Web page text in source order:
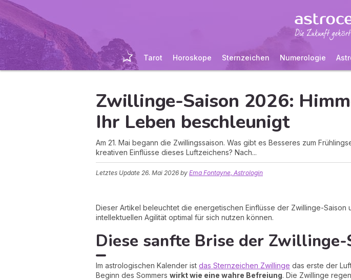
Tarot Horoskope Sternzeichen Numerologie
Zwillinge-Saison 2026:
Ihr Leben beschleunigt
Am 21. Mai begann die Zwillingssaison. Was gibt es Besseres zum
kreativen Einflüsse dieses Luftzeichens? Nach...
Letztes Update 26. Mai 2026 by Ema Fontayne, Astrologin
Dieser Artikel beleuchtet die energetischen Einflüsse der Zwillinge-
intellektuellen Agilität optimal für sich nutzen können.
Diese sanfte Brise der Zwillinge-
Im astrologischen Kalender ist das Sternzeichen Zwillinge das erste der
Beginn des Sommers wirkt wie eine wahre Befreiung. Die Zwillinge